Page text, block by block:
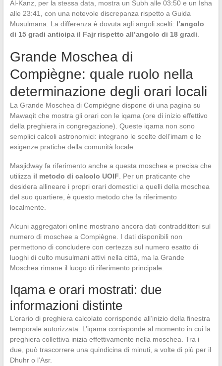
Al-Kanz, per la stessa data, mostra un Subh alle 03:50 e un Isha
alle 23:41, con una notevole discrepanza rispetto a Guida
Musulmana. La differenza è dovuta agli angoli scelti: l’angolo
di 15 gradi anticipa il Fajr rispetto all’angolo di 18 gradi
Grande Moschea di
Compiègne: quale ruolo nella
determinazione degli orari locali
La Grande Moschea di Compiègne dispone di una pagina su
Mawaqit che mostra gli orari con le iqama (ore di inizio effettivo
della preghiera in congregazione). Queste iqama non sono
semplici calcoli astronomici: integrano le scelte dell’imam e le
esigenze pratiche della comunità locale.
Masjidway fa riferimento anche a questa moschea e precisa che
utilizza il metodo di calcolo UOIF . Per un praticante che
desidera allineare i propri orari domestici a quelli della moschea
del suo quartiere, è questo metodo che fa riferimento
localmente.
Alcuni aggregatori online mostrano ancora dati contraddittori sul
numero di moschee a Compiègne. I dati disponibili non
permettono di concludere con certezza sul numero esatto di
luoghi di culto musulmani attivi nella città, ma la Grande
Moschea rimane il luogo di riferimento principale.
Iqama e orari mostrati: due
informazioni distinte
L’orario di preghiera calcolato corrisponde all’inizio della finestra
temporale autorizzata. L’iqama corrisponde al momento in cui la
preghiera collettiva inizia effettivamente nella moschea. Tra i
due, può trascorrere una quindicina di minuti, a volte di più per il
Dhuhr o l’Asr.